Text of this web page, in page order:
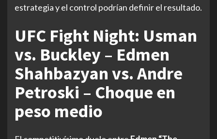
estrategia y el control podrían definir el resultado.
UFC Fight Night: Usman
vs. Buckley – Edmen
Shahbazyan vs. Andre
Petroski – Choque en
peso medio